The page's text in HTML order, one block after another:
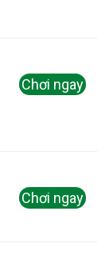
Chơi ngay
Chơi ngay